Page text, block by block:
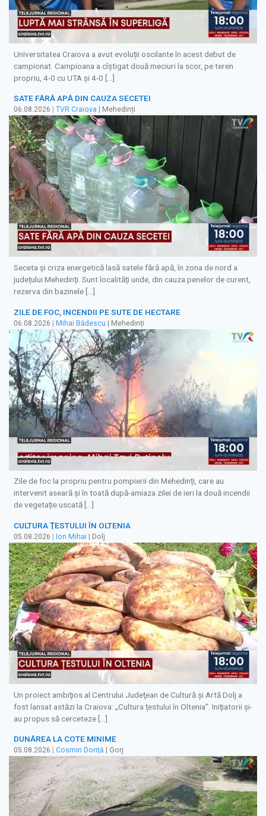
Universitatea Craiova a avut evoluții oscilante în acest debut de
campionat. Campioana a cîștigat două meciuri la scor, pe teren
propriu, 4-0 cu UTA și 4-0 […]
SATE FĂRĂ APĂ DIN CAUZA SECETEI
06.08.2026 TVR Craiova | Mehedinți
Seceta și criza energetică lasă satele fără apă, în zona de nord a
județului Mehedinți. Sunt localități unde, din cauza penelor de curent,
rezerva din bazinele […]
ZILE DE FOC, INCENDII PE SUTE DE HECTARE
06.08.2026 | Mihai Bădescu | Mehedinți
Zile de foc la propriu pentru pompierii din Mehedinți, care au
intervenit aseară și în toată după-amiaza zilei de ieri la două incendii
de vegetație uscată […]
CULTURA ŢESTULUI ÎN OLTENIA
05.08.2026 | Ion Mihai | Dolj
Un proiect ambiţios al Centrului Judeţean de Cultură şi Artă Dolj a
fost lansat astăzi la Craiova: „Cultura ţestului în Oltenia”. Iniţiatorii şi-
au propus să cerceteze […]
DUNĂREA LA COTE MINIME
05.08.2026 Cosmin Doriță | Gorj